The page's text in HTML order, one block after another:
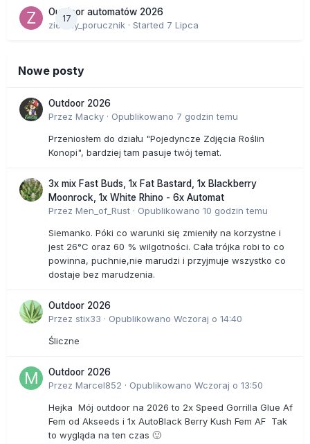
17
Outdoor automatów 2026
zielony_porucznik · Started 7 Lipca
Nowe posty
Outdoor 2026
Przez Macky · Opublikowano 7 godzin temu
Przeniosłem do działu "Pojedyncze Zdjęcia Roślin
Konopi", bardziej tam pasuje twój temat.
3x mix Fast Buds, 1x Fat Bastard, 1x Blackberry
Moonrock, 1x White Rhino - 6x Automat
Przez Men_of_Rust · Opublikowano 10 godzin temu
Siemanko. Póki co warunki się zmieniły na korzystne i
jest 26°C oraz 60 % wilgotności. Cała trójka robi to co
powinna, puchnie,nie marudzi i przyjmuje wszystko co
dostaje bez marudzenia.
Outdoor 2026
Przez stix33 · Opublikowano Wczoraj o 14:40
Śliczne
Outdoor 2026
Przez Marcel852 · Opublikowano Wczoraj o 13:50
Hejka Mój outdoor na 2026 to 2x Speed Gorrilla Glue Af
Fem od Akseeds i 1x AutoBlack Berry Kush Fem AF Tak
to wygląda na ten czas 🙂